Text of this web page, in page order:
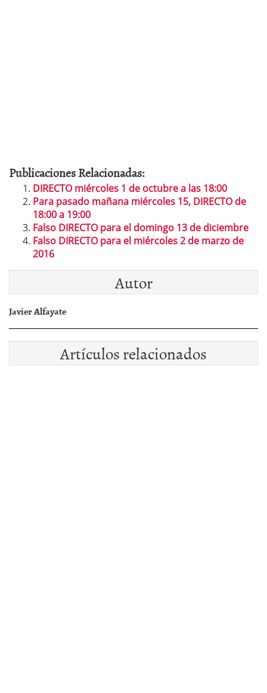
Publicaciones Relacionadas:
DIRECTO miércoles 1 de octubre a las 18:00
Para pasado mañana miércoles 15, DIRECTO de
18:00 a 19:00
Falso DIRECTO para el domingo 13 de diciembre
Falso DIRECTO para el miércoles 2 de marzo de
2016
Autor
Javier Alfayate
Artículos relacionados